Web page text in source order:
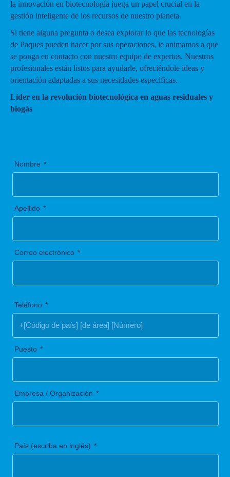
la innovación en biotecnología juega un papel crucial en la
gestión inteligente de los recursos de nuestro planeta.
Si tiene alguna pregunta o desea explorar lo que las tecnologías
de Paques pueden hacer por sus operaciones, le animamos a que
se ponga en contacto con nuestro equipo de expertos. Nuestros
profesionales están listos para ayudarle, ofreciéndole ideas y
orientación adaptadas a sus necesidades específicas.
Líder en la revolución biotecnológica en aguas residuales y
biogás
Nombre
Apellido
Correo electrónico
Teléfono
Puesto
Empresa / Organización
País (escriba en inglés)